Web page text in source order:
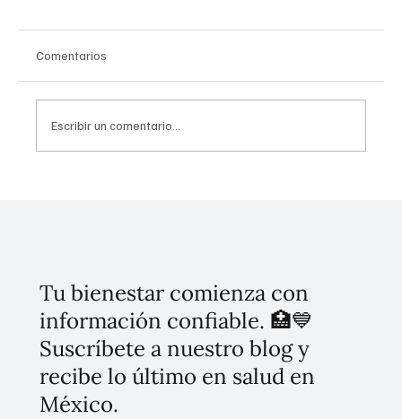
Comentarios
Escribir un comentario...
Tu bienestar comienza con
información confiable. 🏥💙
Suscríbete a nuestro blog y
recibe lo último en salud en
México.